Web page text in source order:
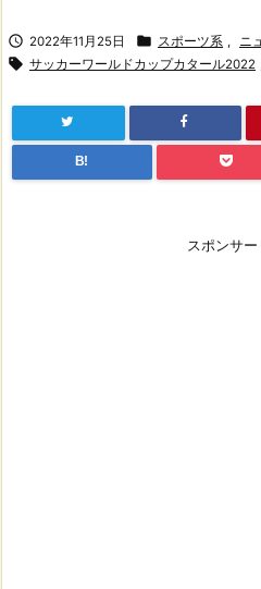
 2022年11月25日  スポーツ系 , ニ
 サッカーワールドカップカタール2022
B!
スポンサー